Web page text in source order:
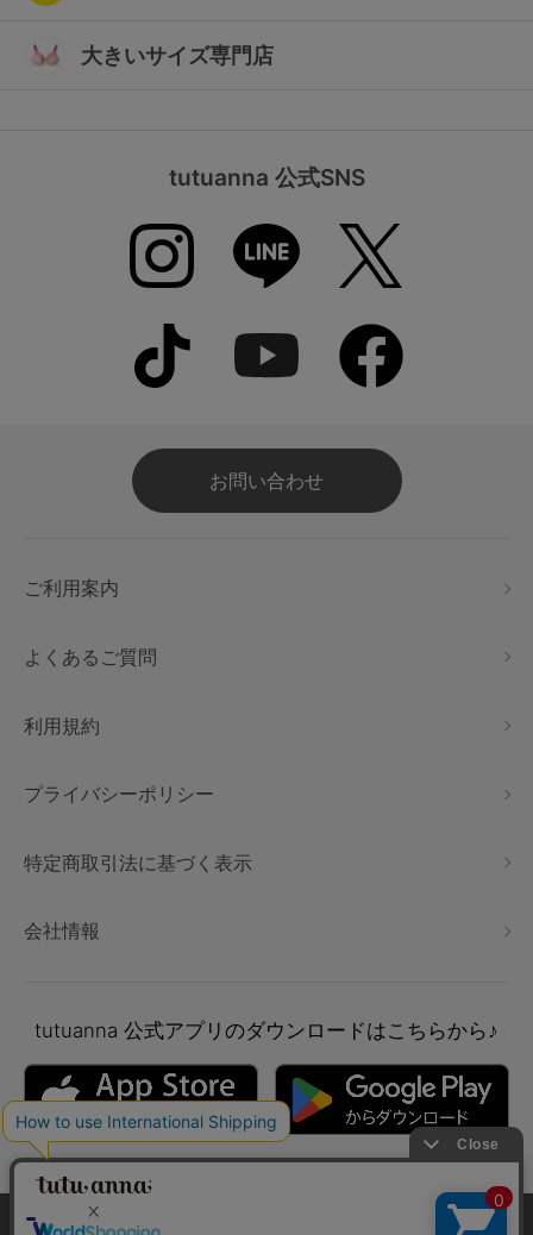
大きいサイズ専門店
tutuanna 公式SNS
お問い合わせ
ご利用案内
よくあるご質問
利用規約
プライバシーポリシー
特定商取引法に基づく表示
会社情報
tutuanna 公式アプリのダウンロードはこちらから♪
本サイトでは、より快適にご利用いただけるようCookieを利用し